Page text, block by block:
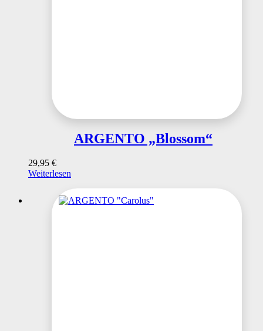
ARGENTO „Blossom“
29,95 €
Weiterlesen